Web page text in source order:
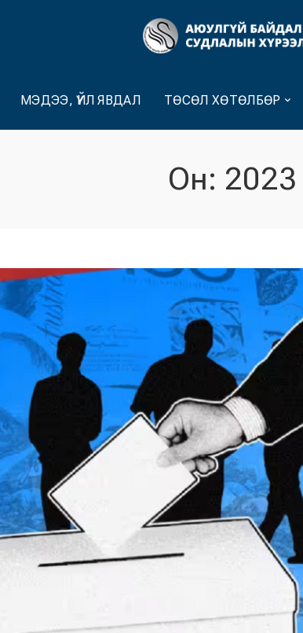
МЭДЭЭ, ҮЙЛ ЯВДАЛ ТӨСӨЛ ХӨТӨЛБӨР
Он: 2023